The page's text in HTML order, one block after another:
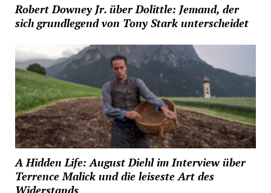
Robert Downey Jr. über Dolittle: Jemand, der
sich grundlegend von Tony Stark unterscheidet
A Hidden Life: August Diehl im Interview über
Terrence Malick und die leiseste Art des
Widerstands